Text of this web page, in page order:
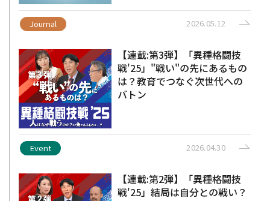
Journal 2026.05.12
【連載:第3弾】「異種格闘技
戦'25」"戦い"の先にあるもの
は？教育でつなぐ次世代への
バトン
Event 2026.04.30
【連載:第2弾】「異種格闘技
戦'25」結局は自分との戦い？